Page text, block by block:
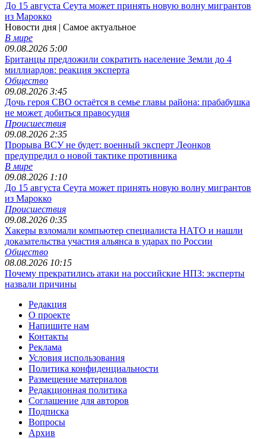
До 15 августа Сеута может принять новую волну мигрантов
из Марокко
Новости дня | Самое актуальное
В мире
09.08.2026 5:00
Британцы предложили сократить население Земли до 4
миллиардов: реакция эксперта
Общество
09.08.2026 3:45
Дочь героя СВО остаётся в семье главы района: прабабушка
не может добиться правосудия
Происшествия
09.08.2026 2:35
Прорыва ВСУ не будет: военный эксперт Леонков
предупредил о новой тактике противника
В мире
09.08.2026 1:10
До 15 августа Сеута может принять новую волну мигрантов
из Марокко
Происшествия
09.08.2026 0:35
Хакеры взломали компьютер специалиста НАТО и нашли
доказательства участия альянса в ударах по России
Общество
08.08.2026 10:15
Почему прекратились атаки на российские НПЗ: эксперты
назвали причины
Редакция
О проекте
Напишите нам
Контакты
Реклама
Условия использования
Политика конфиденциальности
Размещение материалов
Редакционная политика
Соглашение для авторов
Подписка
Вопросы
Архив